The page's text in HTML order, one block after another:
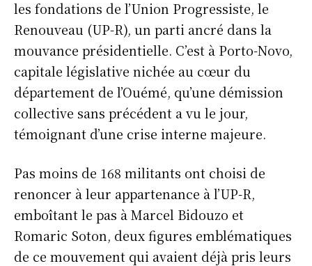
les fondations de l’Union Progressiste, le
Renouveau (UP-R), un parti ancré dans la
mouvance présidentielle. C’est à Porto-Novo,
capitale législative nichée au cœur du
département de l’Ouémé, qu’une démission
collective sans précédent a vu le jour,
témoignant d’une crise interne majeure.
Pas moins de 168 militants ont choisi de
renoncer à leur appartenance à l’UP-R,
emboîtant le pas à Marcel Bidouzo et
Romaric Soton, deux figures emblématiques
de ce mouvement qui avaient déjà pris leurs